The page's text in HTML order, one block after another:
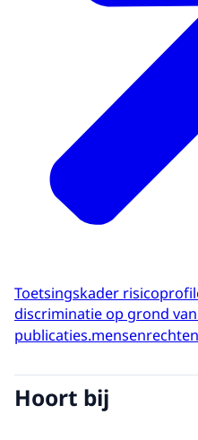
Toetsingskader
discriminatie op grond
Hoort bij